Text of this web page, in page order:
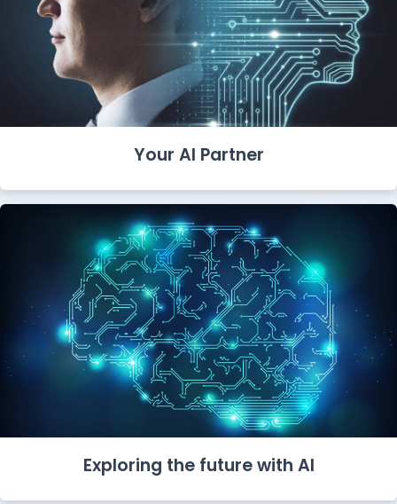
Your AI Partner
Exploring the future with AI